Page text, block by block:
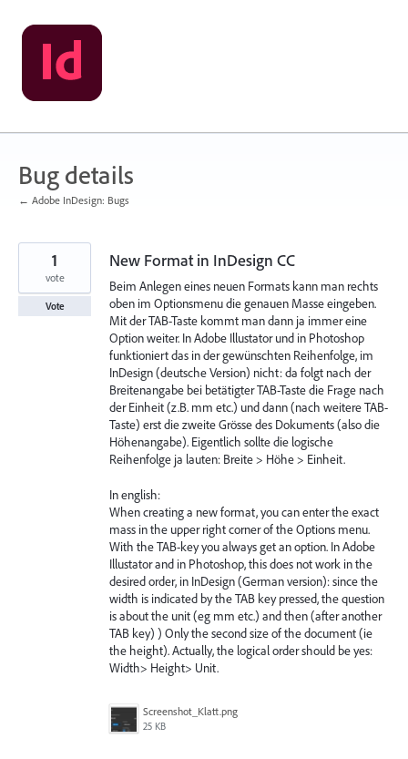
Skip
to
content
Bug details
← Adobe InDesign: Bugs
New Format in InDesign CC
Beim Anlegen eines neuen Formats kann man rechts
oben im Optionsmenu die genauen Masse eingeben.
Mit der TAB-Taste kommt man dann ja immer eine
Option weiter. In Adobe Illustator und in Photoshop
funktioniert das in der gewünschten Reihenfolge, im
InDesign (deutsche Version) nicht: da folgt nach der
Breitenangabe bei betätigter TAB-Taste die Frage nach
der Einheit (z.B. mm etc.) und dann (nach weitere TAB-
Taste) erst die zweite Grösse des Dokuments (also die
Höhenangabe). Eigentlich sollte die logische
Reihenfolge ja lauten: Breite > Höhe > Einheit.
In english:
When creating a new format, you can enter the exact
mass in the upper right corner of the Options menu.
With the TAB-key you always get an option. In Adobe
Illustator and in Photoshop, this does not work in the
desired order, in InDesign (German version): since the
width is indicated by the TAB key pressed, the question
is about the unit (eg mm etc.) and then (after another
TAB key) ) Only the second size of the document (ie
the height). Actually, the logical order should be yes:
Width> Height> Unit.
Screenshot_Klatt.png
25 KB
1
vote
Vote